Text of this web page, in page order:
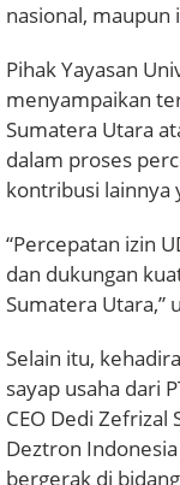
nasional, maupun
Pihak Yayasan
menyampaikan
Sumatera Utara
dalam proses
kontribusi lainnya
“Percepatan izin
dan dukungan
Sumatera Utara,”
Selain itu,
sayap usaha dari
CEO Dedi Zefrizal
Deztron
bergerak di